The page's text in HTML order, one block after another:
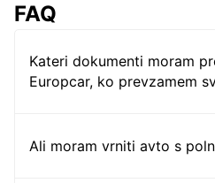
FAQ
Kateri dokumenti moram
Europcar, ko prevzamem
Ali moram vrniti avto s